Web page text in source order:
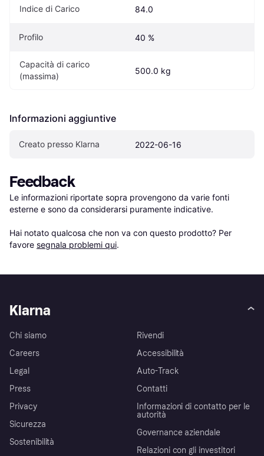
Indice di Carico 84.0
Profilo 40 %
Capacità di carico
(massima)
500.0 kg
Informazioni aggiuntive
Creato presso Klarna 2022-06-16
Feedback
Le informazioni riportate sopra provengono da varie fonti
esterne e sono da considerarsi puramente indicative.
Hai notato qualcosa che non va con questo prodotto? Per
favore segnala problemi qui.
Klarna
Chi siamo
Careers
Legal
Press
Privacy
Sicurezza
Sostenibilità
Rivendi
Accessibilità
Auto-Track
Contatti
Informazioni di contatto per le
autorità
Governance aziendale
Relazioni con gli investitori